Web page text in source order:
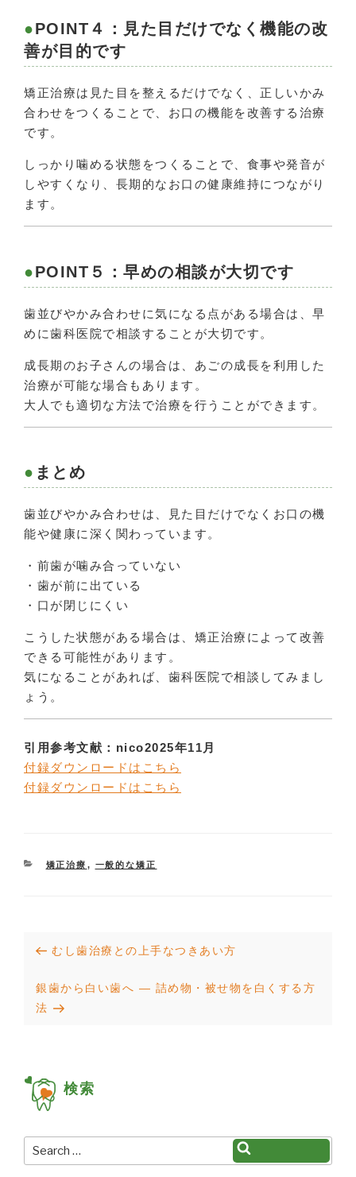
POINT４：見た目だけでなく機能の改
善が目的です
矯正治療は見た目を整えるだけでなく、正しいかみ
合わせをつくることで、お口の機能を改善する治療
です。
しっかり噛める状態をつくることで、食事や発音が
しやすくなり、長期的なお口の健康維持につながり
ます。
POINT５：早めの相談が大切です
歯並びやかみ合わせに気になる点がある場合は、早
めに歯科医院で相談することが大切です。
成長期のお子さんの場合は、あごの成長を利用した
治療が可能な場合もあります。
大人でも適切な方法で治療を行うことができます。
まとめ
歯並びやかみ合わせは、見た目だけでなくお口の機
能や健康に深く関わっています。
・前歯が噛み合っていない
・歯が前に出ている
・口が閉じにくい
こうした状態がある場合は、矯正治療によって改善
できる可能性があります。
気になることがあれば、歯科医院で相談してみまし
ょう。
引用参考文献：nico2025年11月
付録ダウンロードはこちら
付録ダウンロードはこちら
CATEGORIES
矯正治療 , 一般的な矯正
投
ナ
ー
シ
ン
Previous
むし歯治療との上手なつきあい方
Next
Post
銀歯から白い歯へ ― 詰め物・被せ物を白くする方
法
検索
Search
for: